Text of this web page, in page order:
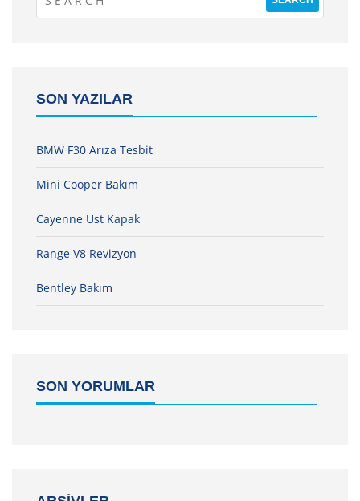
SON YAZILAR
BMW F30 Arıza Tesbit
Mini Cooper Bakım
Cayenne Üst Kapak
Range V8 Revizyon
Bentley Bakım
SON YORUMLAR